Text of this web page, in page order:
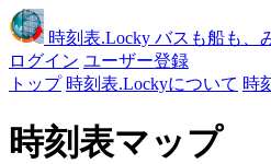
時刻表.Locky バスも船も、
ログイン ユーザー登録
トップ 時刻表.Lockyについて 時
時刻表マップ